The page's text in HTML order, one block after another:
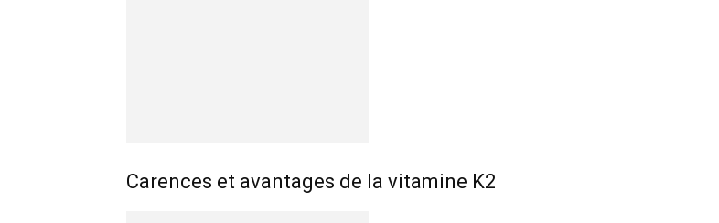
Carences et avantages de la vitamine K2